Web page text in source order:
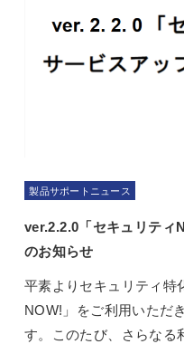
製品サポートニュース
ver.2.2.0「セキュリティ
のお知らせ
平素よりセキュリティ特
NOW!」をご利用いただ
す。このたび、さらなる